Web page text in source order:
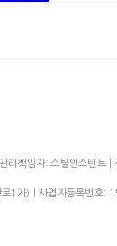
관리책임자: 스틸인스
1가) | 사업자등록번호: